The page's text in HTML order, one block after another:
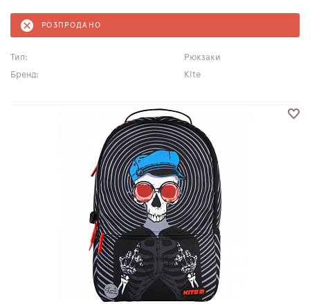
РОЗПРОДАНО
Тип:
Рюкзаки
Бренд:
Kite